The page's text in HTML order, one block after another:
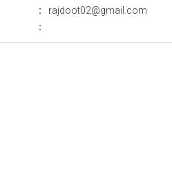
:
rajdoot02@gmail.com
: